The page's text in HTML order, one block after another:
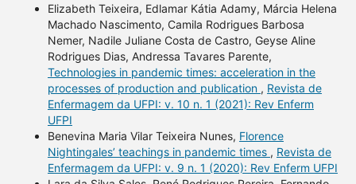
Elizabeth Teixeira, Edlamar Kátia Adamy, Márcia Helena
Machado Nascimento, Camila Rodrigues Barbosa
Nemer, Nadile Juliane Costa de Castro, Geyse Aline
Rodrigues Dias, Andressa Tavares Parente,
Technologies in pandemic times: acceleration in the
processes of production and publication , Revista de
Enfermagem da UFPI: v. 10 n. 1 (2021): Rev Enferm
UFPI
Benevina Maria Vilar Teixeira Nunes, Florence
Nightingales’ teachings in pandemic times , Revista de
Enfermagem da UFPI: v. 9 n. 1 (2020): Rev Enferm UFPI